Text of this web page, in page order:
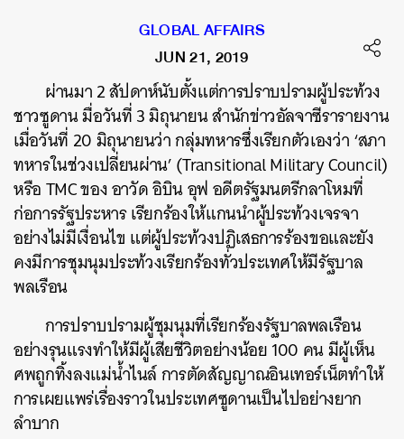
GLOBAL AFFAIRS
JUN 21, 2019
ผ่านมา 2 สัปดาห์นับตั้งแต่การปราบปรามผู้ประท้วง
ชาวซูดาน มื่อวันที่ 3 มิถุนายน สำนักข่าวอัลจาซีรารายงาน
เมื่อวันที่ 20 มิถุนายนว่า กลุ่มทหารซึ่งเรียกตัวเองว่า ‘สภา
ทหารในช่วงเปลี่ยนผ่าน’ (Transitional Military Council)
หรือ TMC ของ อาวัด อิบิน อุฟ อดีตรัฐมนตรีกลาโหมที่
ก่อการรัฐประหาร เรียกร้องให้แกนนำผู้ประท้วงเจรจา
อย่างไม่มีเงื่อนไข แต่ผู้ประท้วงปฏิเสธการร้องขอและยัง
คงมีการชุมนุมประท้วงเรียกร้องทั่วประเทศให้มีรัฐบาล
พลเรือน
การปราบปรามผู้ชุมนุมที่เรียกร้องรัฐบาลพลเรือน
อย่างรุนแรงทำให้มีผู้เสียชีวิตอย่างน้อย 100 คน มีผู้เห็น
ศพถูกทิ้งลงแม่น้ำไนล์ การตัดสัญญาณอินเทอร์เน็ตทำให้
การเผยแพร่เรื่องราวในประเทศซูดานเป็นไปอย่างยาก
ลำบาก